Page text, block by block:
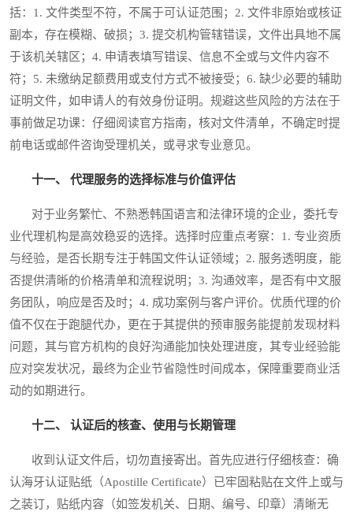
括：1. 文件类型不符，不属于可认证范围；2. 文件非原始或核证
副本，存在模糊、破损；3. 提交机构管辖错误，文件出具地不属
于该机关辖区；4. 申请表填写错误、信息不全或与文件内容不
符；5. 未缴纳足额费用或支付方式不被接受；6. 缺少必要的辅助
证明文件，如申请人的有效身份证明。规避这些风险的方法在于
事前做足功课：仔细阅读官方指南，核对文件清单，不确定时提
前电话或邮件咨询受理机关，或寻求专业意见。
十一、 代理服务的选择标准与价值评估
对于业务繁忙、不熟悉韩国语言和法律环境的企业，委托专
业代理机构是高效稳妥的选择。选择时应重点考察：1. 专业资质
与经验，是否长期专注于韩国文件认证领域；2. 服务透明度，能
否提供清晰的价格清单和流程说明；3. 沟通效率，是否有中文服
务团队，响应是否及时；4. 成功案例与客户评价。优质代理的价
值不仅在于跑腿代办，更在于其提供的预审服务能提前发现材料
问题，其与官方机构的良好沟通能加快处理进度，其专业经验能
应对突发状况，最终为企业节省隐性时间成本，保障重要商业活
动的如期进行。
十二、 认证后的核查、使用与长期管理
收到认证文件后，切勿直接寄出。首先应进行仔细核查：确
认海牙认证贴纸（Apostille Certificate）已牢固粘贴在文件上或与
之装订，贴纸内容（如签发机关、日期、编号、印章）清晰无